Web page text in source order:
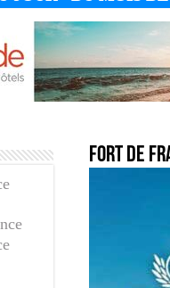
fort de